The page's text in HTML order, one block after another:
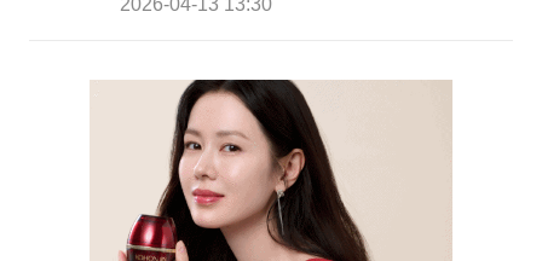
2026-04-13 13:30